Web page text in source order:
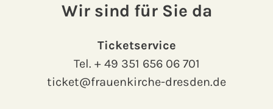
Wir sind für Sie da
Ticketservice
Tel. + 49 351 656 06 701
ticket@frauenkirche-dresden.de